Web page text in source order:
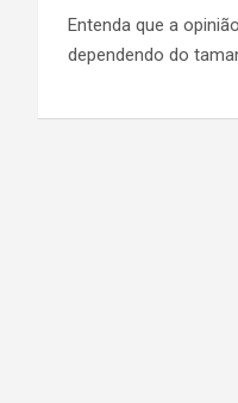
Entenda que a
dependendo do